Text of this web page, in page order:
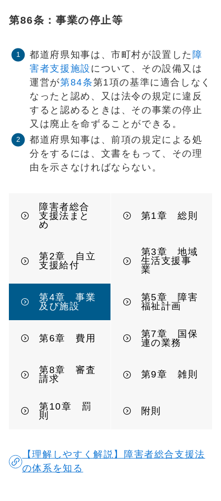
第86条：事業の停止等
都道府県知事は、市町村が設置した 障
害者支援施設について、その設備又は
運営が第84条第1項の基準に適合しなく
なったと認め、又は法令の規定に違反
すると認めるときは、その事業の停止
又は廃止を命ずることができる。
都道府県知事は、前項の規定による処
分をするには、文書をもって、その理
由を示さなければならない。
障害者総合
支援法まと
め
第1章 総則
第2章 自立
支援給付
第3章 地域
生活支援事
業
第4章 事業
及び施設
第5章 障害
福祉計画
第6章 費用
第7章 国保
連の業務
第8章 審査
請求
第9章 雑則
第10章 罰
則
附則
【理解しやすく解説】障害者総合支援法
の体系を知る